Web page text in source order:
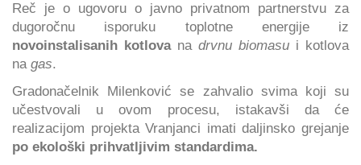
Reč je o ugovoru o javno privatnom partnerstvu za
dugoročnu isporuku toplotne energije iz
novoinstalisanih kotlovana drvnu biomasu i kotlova
na gas.
Gradonačelnik Milenković se zahvalio svima koji su
učestvovali u ovom procesu, istakavši da će
realizacijom projekta Vranjanci imati daljinsko grejanje
po ekološki prihvatljivim standardima.